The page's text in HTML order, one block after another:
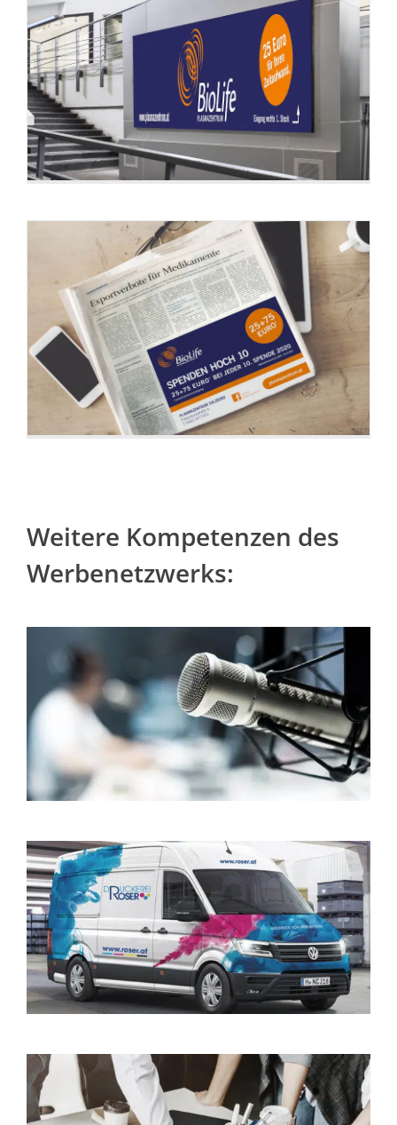
Weitere Kompetenzen des
Werbenetzwerks: